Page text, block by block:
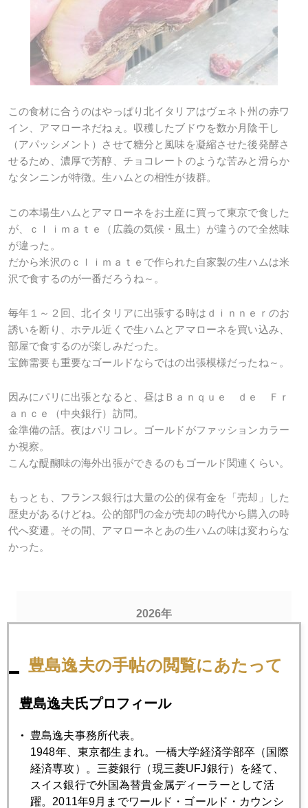
この食材に合うのはやっぱり北イタリアはヴェネト州の赤ワ
イン、アマローネだねぇ。収穫したブドウを数か月陰干し
（アパッシメント）させて糖分と風味を凝縮させた後発酵さ
せるため、濃厚で芳醇、チョコレートのような苦みと滑らか
なタンニンが特徴。生ハムとの相性が抜群。
この本場生ハムとアマローネをお土産に買って東京で食した
が、ｃｌｉｍａｔｅ（広義の気候・風土）が違うので全然味
が違った。
だから米沢のｃｌｉｍａｔｅで作られた自家製の生ハムは米
沢で食するのが一番だろうね～。
毎年１～２回、北イタリアに出張する時はｄｉｎｎｅｒのお
誘いを断り、ホテル近くで生ハムとアマローネを買い込み、
部屋で食するのが楽しみだった。
宝飾需要も重要なゴールドならではの出張模様だったね～。
因みにパリに出張となると、昼はＢａｎｑｕｅ ｄｅ Ｆｒ
ａｎｃｅ（中央銀行）訪問。
金準備の話。夜はパリコレ。ゴールドがファッションカラー
か視察。
こんな醍醐味の海外出張ができるのもゴールド関連くらい。
もっとも、フランス銀行は大量の公的保有金を「売却」した
歴史があるけどね。公的部門の金が売却の時代から購入の時
代へ変遷。その間、アマローネとあの生ハムの味は変わらな
かった。
2026年
7月 8月
劇的大逆転相場に
2026年05月28日
金４４００ドル台の攻防に突入
豊島逸夫の手帖の閲覧にあたって
豊島逸夫氏プロフィール
豊島逸夫事務所代表。
1948年、東京都生まれ。一橋大学経済学部卒（国際
経済専攻）。三菱銀行（現三菱UFJ銀行）を経て、
スイス銀行で外国為替貴金属ディーラーとして活
躍。2011年9月までワールド・ゴールド・カウンシ